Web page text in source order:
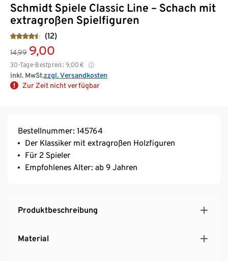
Schmidt Spiele Classic Line – Schach mit
extragroßen Spielfiguren
(12)
14,99 9,00
30-Tage-Bestpreis: 9,00 €
inkl. MwSt.zzgl. Versandkosten
Zur Zeit nicht verfügbar
Bestellnummer: 145764
Der Klassiker mit extragroßen Holzfiguren
Für 2 Spieler
Empfohlenes Alter: ab 9 Jahren
Produktbeschreibung
Material